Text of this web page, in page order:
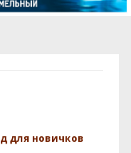
для новичков